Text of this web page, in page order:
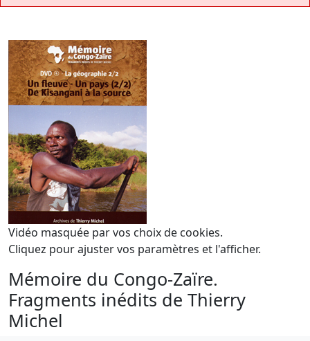
Vidéo masquée par vos choix de cookies.
Cliquez pour ajuster vos paramètres et l'afficher.
Mémoire du Congo-Zaïre.
Fragments inédits de Thierry
Michel